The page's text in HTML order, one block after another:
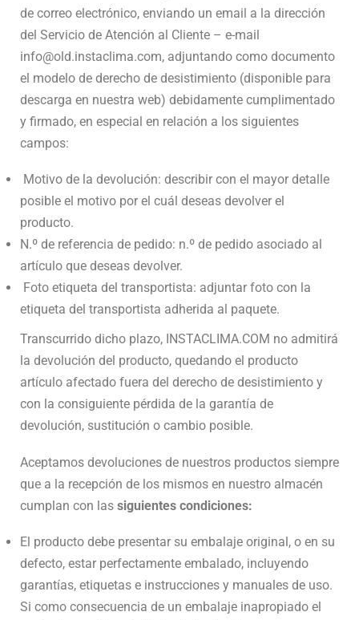
de correo electrónico, enviando un email a la dirección
del Servicio de Atención al Cliente – e-mail
info@old.instaclima.com, adjuntando como documento
el modelo de derecho de desistimiento (disponible para
descarga en nuestra web) debidamente cumplimentado
y firmado, en especial en relación a los siguientes
campos:
Motivo de la devolución: describir con el mayor detalle
posible el motivo por el cuál deseas devolver el
producto.
N.º de referencia de pedido: n.º de pedido asociado al
artículo que deseas devolver.
Foto etiqueta del transportista: adjuntar foto con la
etiqueta del transportista adherida al paquete.
Transcurrido dicho plazo, INSTACLIMA.COM no admitirá
la devolución del producto, quedando el producto
artículo afectado fuera del derecho de desistimiento y
con la consiguiente pérdida de la garantía de
devolución, sustitución o cambio posible.
Aceptamos devoluciones de nuestros productos siempre
que a la recepción de los mismos en nuestro almacén
cumplan con las siguientes condiciones:
El producto debe presentar su embalaje original, o en su
defecto, estar perfectamente embalado, incluyendo
garantías, etiquetas e instrucciones y manuales de uso.
Si como consecuencia de un embalaje inapropiado el